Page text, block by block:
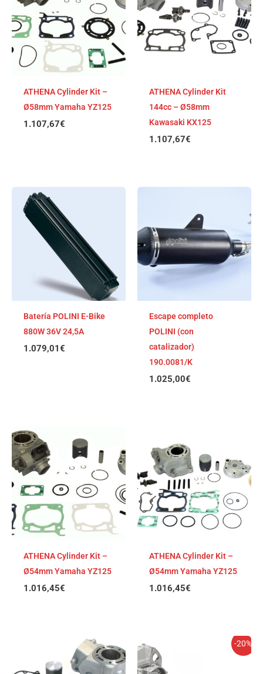
ATHENA Cylinder Kit –
Ø58mm Yamaha YZ125
1.107,67€
ATHENA Cylinder Kit
144cc – Ø58mm
Kawasaki KX125
1.107,67€
Batería POLINI E-Bike
880W 36V 24,5A
1.079,01€
Escape completo
POLINI (con
catalizador)
190.0081/K
1.025,00€
ATHENA Cylinder Kit –
Ø54mm Yamaha YZ125
1.016,45€
ATHENA Cylinder Kit –
Ø54mm Yamaha YZ125
1.016,45€
-20%
El
precio